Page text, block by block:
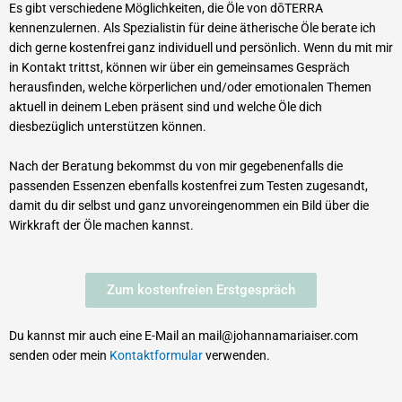
Es gibt verschiedene Möglichkeiten, die Öle von dōTERRA
kennenzulernen. Als Spezialistin für deine ätherische Öle berate ich
dich gerne kostenfrei ganz individuell und persönlich. Wenn du mit mir
in Kontakt trittst, können wir über ein gemeinsames Gespräch
herausfinden, welche körperlichen und/oder emotionalen Themen
aktuell in deinem Leben präsent sind und welche Öle dich
diesbezüglich unterstützen können.
Nach der Beratung bekommst du von mir gegebenenfalls die
passenden Essenzen ebenfalls kostenfrei zum Testen zugesandt,
damit du dir selbst und ganz unvoreingenommen ein Bild über die
Wirkkraft der Öle machen kannst.
Zum kostenfreien Erstgespräch
Du kannst mir auch eine E-Mail an mail@johannamariaiser.com
senden oder mein Kontaktformularverwenden.